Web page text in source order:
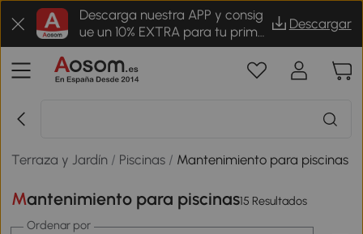
Descarga nuestra APP y consig
ue un 10% EXTRA para tu prime
r pedido
Descargar
Terraza y Jardín / Piscinas / Mantenimiento para piscinas
Mantenimiento para piscinas15 Resultados
Ordenar por